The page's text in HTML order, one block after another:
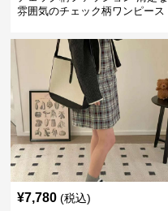
雰囲気のチェック柄ワンピース
¥7,780 (税込)